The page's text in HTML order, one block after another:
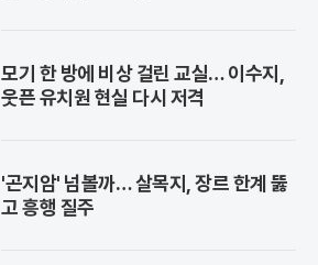
모기 한 방에 비상 걸린 교실… 이수지,
웃픈 유치원 현실 다시 저격
'곤지암' 넘볼까… 살목지, 장르 한계 뚫
고 흥행 질주